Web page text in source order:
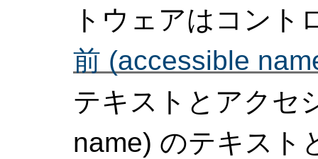
トウェアはコント
前 (accessible
テキストとアクセ
name) のテキスト